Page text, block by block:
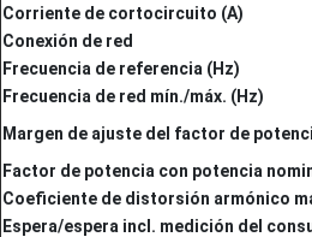
Corriente de cortocircuito (A)
Conexión de red
Frecuencia de referencia (Hz)
Frecuencia de red mín./máx. (Hz)
Margen de ajuste del factor de
Factor de potencia con potencia
Coeficiente de distorsión armónico
Espera/espera incl. medición del